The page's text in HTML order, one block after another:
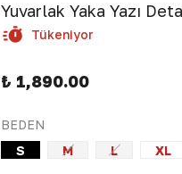
Yuvarlak Yaka Yazı
Tükeniyor
₺ 1,890.00
BEDEN
S
M L XL